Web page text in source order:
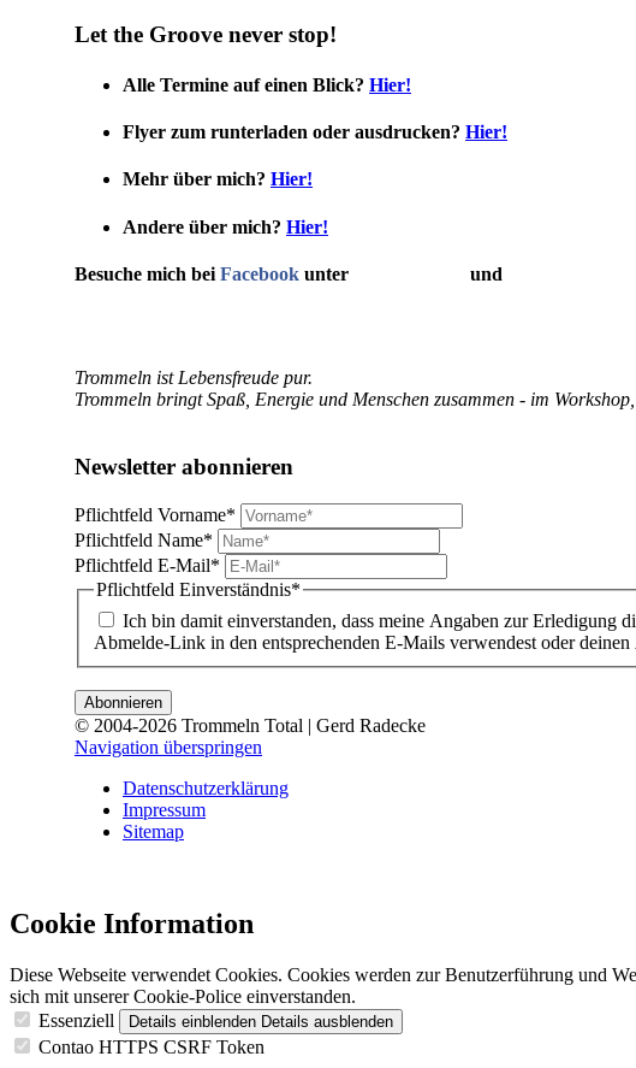
Let the Groove never stop!
Alle Termine auf einen Blick? Hier!
Flyer zum runterladen oder ausdrucken? Hier!
Mehr über mich? Hier!
Andere über mich? Hier!
Besuche mich bei Facebook unter und
Trommeln ist Lebensfreude pur.
Trommeln bringt Spaß, Energie und Menschen zusammen - im
Newsletter abonnieren
Pflichtfeld Vorname*
Pflichtfeld Name*
Pflichtfeld E-Mail*
Pflichtfeld Einverständnis*
Ich bin damit einverstanden, dass meine Angaben zur Erledigung
Abmelde-Link in den entsprechenden E-Mails verwendest oder
© 2004-2026 Trommeln Total | Gerd Radecke
Navigation überspringen
Datenschutzerklärung
Impressum
Sitemap
Cookie Information
Diese Webseite verwendet Cookies. Cookies werden zur Benutzerführung und
sich mit unserer Cookie-Police einverstanden.
Essenziell
Details einblenden Details ausblenden
Contao HTTPS CSRF Token